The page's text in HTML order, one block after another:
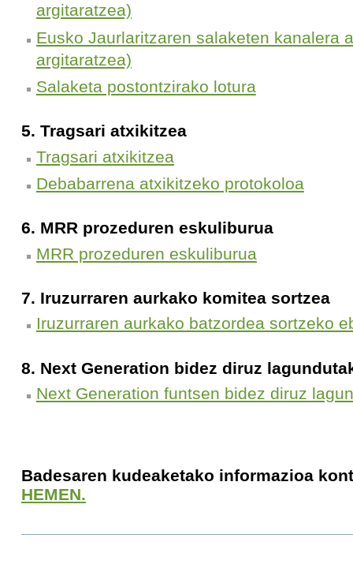
argitaratzea)
Eusko Jaurlaritzaren salaketen kanalera
argitaratzea)
Salaketa postontzirako lotura
5. Tragsari atxikitzea
Tragsari atxikitzea
Debabarrena atxikitzeko protokoloa
6. MRR prozeduren eskuliburua
MRR prozeduren eskuliburua
7. Iruzurraren aurkako komitea sortzea
Iruzurraren aurkako batzordea sortzeko
8. Next Generation bidez diruz
Next Generation funtsen bidez diruz
Badesaren kudeaketako informazioa
HEMEN.